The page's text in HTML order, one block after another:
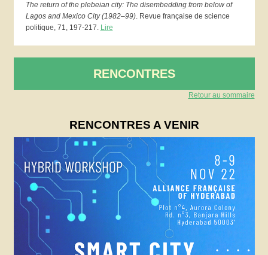
The return of the plebeian city: The disembedding from below of
Lagos and Mexico City (1982–99). Revue française de science
politique, 71, 197-217. Lire
RENCONTRES
Retour au sommaire
RENCONTRES A VENIR